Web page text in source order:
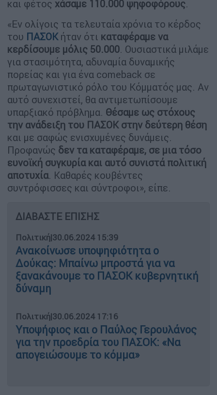
και φέτος χάσαμε 110.000 ψηφοφόρους.
«Εν ολίγοις τα τελευταία χρόνια το κέρδος
του ΠΑΣΟΚήταν ότι καταφέραμε να
κερδίσουμε μόλις 50.000. Ουσιαστικά μιλάμε
για στασιμότητα, αδυναμία δυναμικής
πορείας και για ένα comeback σε
πρωταγωνιστικό ρόλο του Κόμματός μας. Αν
αυτό συνεχιστεί, θα αντιμετωπίσουμε
υπαρξιακό πρόβλημα. Θέσαμε ως στόχους
την ανάδειξη του ΠΑΣΟΚ στην δεύτερη θέση
και με σαφώς ενισχυμένες δυνάμεις.
Προφανώς δεν τα καταφέραμε, σε μια τόσο
ευνοϊκή συγκυρία και αυτό συνιστά πολιτική
αποτυχία. Καθαρές κουβέντες
συντρόφισσες και σύντροφοι», είπε.
ΔΙΑΒΑΣΤΕ ΕΠΙΣΗΣ
Πολιτική|30.06.2024 15:39
Ανακοίνωσε υποψηφιότητα ο
Δούκας: Μπαίνω μπροστά για να
ξανακάνουμε το ΠΑΣΟΚ κυβερνητική
δύναμη
Πολιτική|30.06.2024 17:16
Υποψήφιος και ο Παύλος Γερουλάνος
για την προεδρία του ΠΑΣΟΚ: «Να
απογειώσουμε το κόμμα»